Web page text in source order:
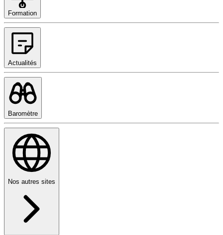
Formation
Actualités
Baromètre
Nos autres sites